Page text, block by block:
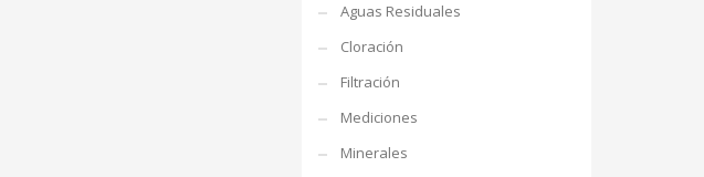
Aguas Residuales
Cloración
Filtración
Mediciones
Minerales